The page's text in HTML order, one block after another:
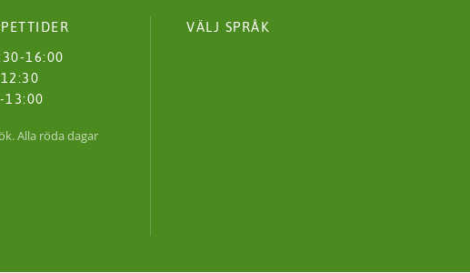
16:00
13:00
Alla röda dagar
VÄLJ SPRÅK